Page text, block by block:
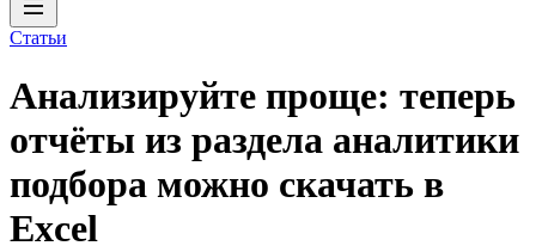
Статьи
Анализируйте проще: теперь
отчёты из раздела аналитики
подбора можно скачать в
Excel